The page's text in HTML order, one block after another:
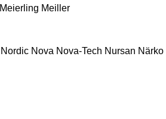
Meierling Meiller
Nordic Nova Nova-Tech Nursan Närko